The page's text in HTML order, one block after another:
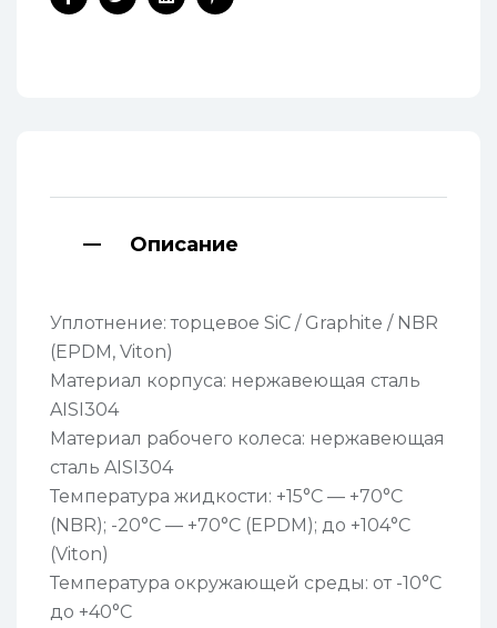
Facebook
TwitterLinkedinPinterest
Описание
Уплотнение: торцевое SiC / Graphite / NBR
(EPDM, Viton)
Материал корпуса: нержавеющая сталь
AISI304
Материал рабочего колеса: нержавеющая
сталь AISI304
Температура жидкости: +15°C — +70°C
(NBR); -20°C — +70°C (EPDM); до +104°C
(Viton)
Температура окружающей среды: от -10°C
до +40°C